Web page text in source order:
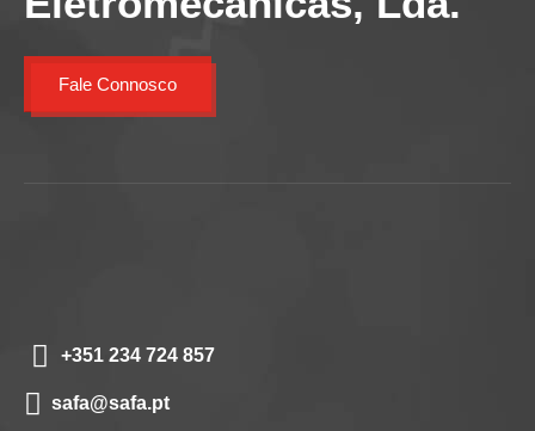
Fale Connosco
+351 234 724 857
safa@safa.pt